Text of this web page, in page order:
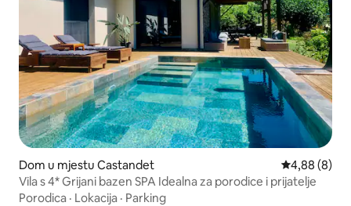
Dom u mjestu Castandet Prosječna
4,88 (8)
Vila s 4* Grijani bazen SPA Idealna za porodice i prijatelje
Porodica · Lokacija · Parking